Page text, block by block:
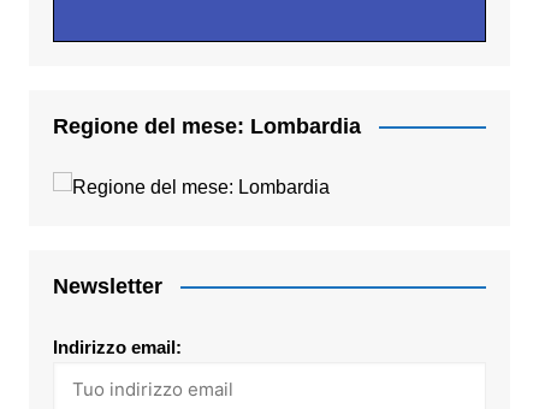
Regione del mese: Lombardia
Newsletter
Indirizzo email: